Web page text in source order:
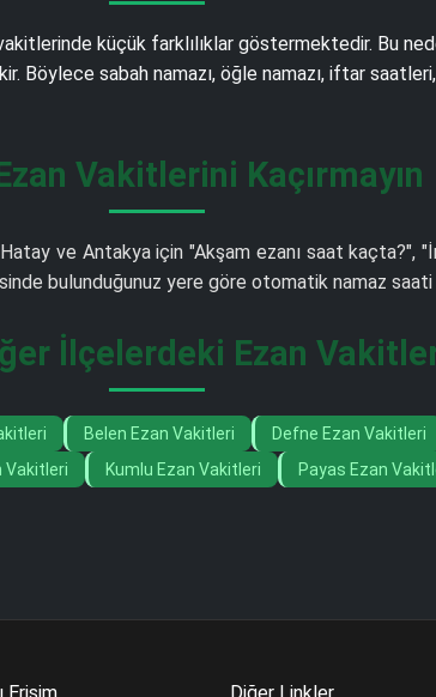
küçük farklılıklar göstermektedir. Bu
Böylece sabah namazı, öğle namazı, iftar
Vakitlerini Kaçırmayın
ve Antakya için "Akşam ezanı saat kaçta?",
bulunduğunuz yere göre otomatik namaz saati
İlçelerdeki Ezan
Belen Ezan Vakitleri Defne Ezan Vakitleri
Vakitleri Kumlu Ezan Vakitleri Payas Ezan